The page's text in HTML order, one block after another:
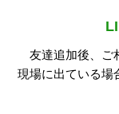
友達追加後、ご
現場に出ている場